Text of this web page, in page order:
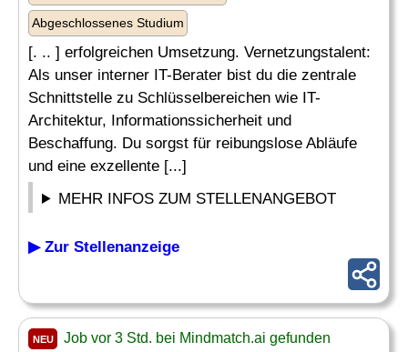
Abgeschlossenes Studium
[. .. ] erfolgreichen Umsetzung. Vernetzungstalent:
Als unser interner IT-Berater bist du die zentrale
Schnittstelle zu Schlüsselbereichen wie IT-
Architektur, Informationssicherheit und
Beschaffung. Du sorgst für reibungslose Abläufe
und eine exzellente [...]
MEHR INFOS ZUM STELLENANGEBOT
▶ Zur Stellenanzeige
NEU Job vor 3 Std. bei Mindmatch.ai gefunden